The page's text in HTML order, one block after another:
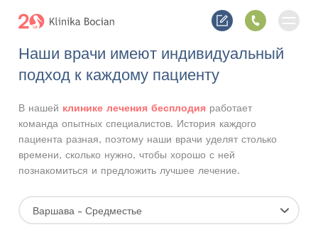
Наши врачи имеют индивидуальный
подход к каждому пациенту
В нашей клинике лечения бесплодия работает
команда опытных специалистов. История каждого
пациента разная, поэтому наши врачи уделят столько
времени, сколько нужно, чтобы хорошо с ней
познакомиться и предложить лучшее лечение.
Варшава - Средместье